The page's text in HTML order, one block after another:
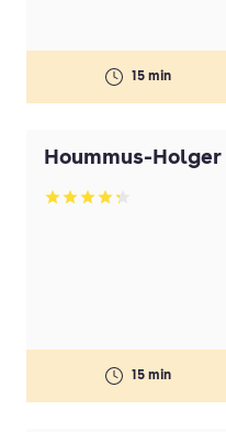
15 min
Hoummus-Holger
Betyg: 4.25 av 5
15 min